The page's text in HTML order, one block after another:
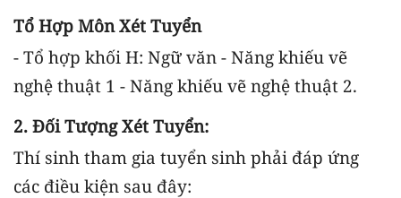
Tổ Hợp Môn Xét Tuyển
- Tổ hợp khối H: Ngữ văn - Năng khiếu vẽ
nghệ thuật 1 - Năng khiếu vẽ nghệ thuật 2.
2. Đối Tượng Xét Tuyển:
Thí sinh tham gia tuyển sinh phải đáp ứng
các điều kiện sau đây: